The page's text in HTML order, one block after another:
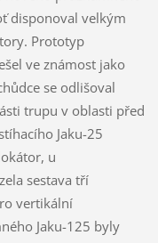
disponoval velkým
Prototyp
ve známost jako
se odlišoval
trupu v oblasti před
Jaku-25
u
sestava tří
vertikální
Jaku-125 byly